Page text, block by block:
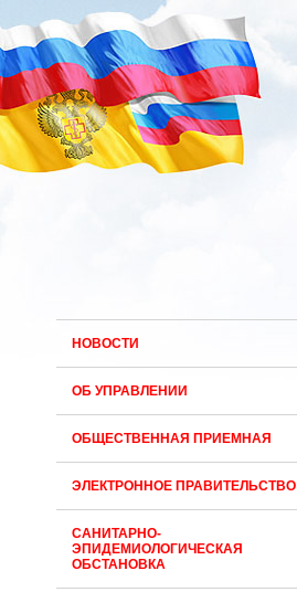
НОВОСТИ
ОБ УПРАВЛЕНИИ
ОБЩЕСТВЕННАЯ ПРИЕМНАЯ
ЭЛЕКТРОННОЕ ПРАВИТЕЛЬСТВО
САНИТАРНО-
ЭПИДЕМИОЛОГИЧЕСКАЯ
ОБСТАНОВКА